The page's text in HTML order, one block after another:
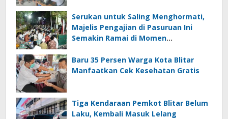
Serukan untuk Saling Menghormati,
Majelis Pengajian di Pasuruan Ini
Semakin Ramai di Momen
Baru 35 Persen Warga Kota Blitar
Manfaatkan Cek Kesehatan Gratis
Tiga Kendaraan Pemkot Blitar Belum
Laku, Kembali Masuk Lelang